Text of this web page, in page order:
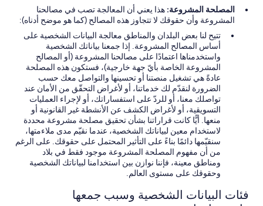
المصلحة المشروعة: هذا يعني أن المعالجة تصب في مصالحنا
المشروعة وأن حقوقك لا تتجاوز هذه المصالح (كما هو موضح أدناه):
تتيح لنا بعض البلدان والمناطق معالجة البيانات الشخصية على
أساس المصالح المشروعة. إذا جمعنا بياناتك الشخصية
واستخدمناها اعتمادًا على مصالحنا المشروعة (أو المصالح
المشروعة الخاصة بأيّ جهة خارجية)، فستكون هذه المصلحة
عادةً هي تشغيل منصتنا أو تحسينها والتواصل معك حسب
الضرورة لنقدّم لك خدماتنا، أو لأغراض التحقّق من الأمان عند
تواصلك معنا، أو للردّ على استفساراتك، أو لإجراء العمليات
التسويقية، أو لأغراض الكشف عن الأنشطة غير القانونية أو
منعها. أيًّا كانت قراراتنا بشأن تحقيق مصلحة مشروعة محددة
لاستخدام معين لبياناتك الشخصية، عندما نقيّم مدى ملاءمتها،
سنقيّمها دائمًا بناءً على التأثير المحتمل على حقوقك. على الرغم
من أن مفهوم المصلحة المشروعة موجود فقط في بلاد
ومناطق معينة، فإننا نوازن بين استخدامنا لبياناتك الشخصية
وحقوقك على مستوى العالم.
فئات البيانات الشخصية وسبب جمعها